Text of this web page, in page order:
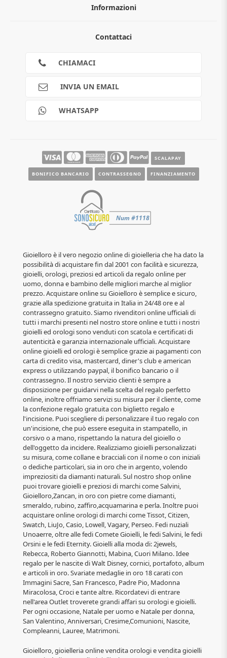
Informazioni
Guida all'acquisto
Scalapay
Contattaci
CHIAMACI
INVIA UN EMAIL
WHATSAPP
SCALAPAY
BONIFICO BANCARIO CONTRASSEGNO FINANZIAMENTO
Gioielloro è il vero negozio online di gioielleria che ha dato la
possibilità di acquistare fin dal 2001 con facilità e sicurezza,
gioielli, orologi, preziosi ed articoli da regalo online per
uomo, donna e bambino delle migliori marche al miglior
prezzo. Acquistare online su Gioielloro è semplice e sicuro,
grazie alla spedizione gratuita in Italia in 24/48 ore e al
contrassegno gratuito. Siamo rivenditori online ufficiali di
tutti i marchi presenti nel nostro store online e tutti i nostri
gioielli ed orologi sono venduti con scatola e certificati di
autenticità e garanzia internazionale ufficiali. Acquistare
online gioielli ed orologi è semplice grazie ai pagamenti con
carta di credito visa, mastercard, diner's club e american
express o utilizzando paypal, il bonifico bancario o il
contrassegno. Il nostro servizio clienti è sempre a
disposizione per guidarvi nella scelta del regalo perfetto
online, inoltre offriamo servizi su misura per il cliente, come
la confezione regalo gratuita con biglietto regalo e
l'incisione. Puoi scegliere di personalizzare il tuo regalo con
un'incisione, che può essere eseguita in stampatello, in
corsivo o a mano, rispettando la natura del gioiello o
dell'oggetto da incidere. Realizziamo gioielli personalizzati
su misura, come collane e bracciali con il nome o con iniziali
o dediche particolari, sia in oro che in argento, volendo
impreziositi da diamanti naturali. Sul nostro shop online
puoi trovare gioielli e preziosi di marchi come Salvini,
Gioielloro,Zancan, in oro con pietre come diamanti,
smeraldo, rubino, zaffiro,acquamarina e perla. Inoltre puoi
acquistare online orologi di marchi come Tissot, Citizen,
Swatch, LiuJo, Casio, Lowell, Vagary, Perseo. Fedi nuziali
Unoaerre, oltre alle fedi Comete Gioielli, le fedi Salvini, le fedi
Orsini e le fedi Eternity. Gioielli alla moda di: 2jewels,
Rebecca, Roberto Giannotti, Mabina, Cuori Milano. Idee
regalo per le nascite di Walt Disney, cornici, portafoto, album
e articoli in oro. Svariate medaglie in oro 18 carati con
Immagini Sacre, San Francesco, Padre Pio, Madonna
Miracolosa, Croci e tante altre. Ricordatevi di entrare
nell'area Outlet troverete grandi affari su orologi e gioielli.
Per ogni occasione, Natale per uomo e Natale per donna,
San Valentino, Anniversari, Cresime,Comunioni, Nascite,
Compleanni, Lauree, Matrimoni.
Gioielloro, gioielleria online vendita orologi e vendita gioielli